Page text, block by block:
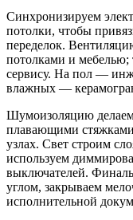
Синхронизируем
потолки, чтобы
переделок.
потолками и мебелью;
сервису. На пол —
влажных —
Шумоизоляцию делаем
плавающими
узлах. Свет строим
используем
выключателей.
углом, закрываем
исполнительной